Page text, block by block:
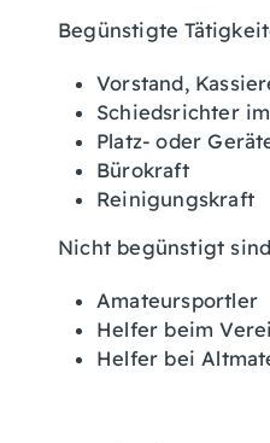
Begünstigte
Vorstand,
Schiedsrichter
Platz- oder
Bürokraft
Reinigungskraft
Nicht begünstigt
Amateursportler
Helfer beim
Helfer bei